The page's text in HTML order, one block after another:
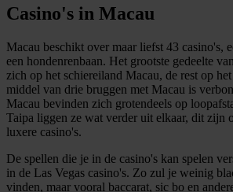
Casino's in Macau
Macau beschikt over maar liefst 43 casino's,
een hondenrenbaan. Het grootste gedeelte
zich op het schiereiland Macau, de rest op
middel van drie bruggen met Macau is
Macau bevinden zich grotendeels op
Taipa liggen ze wat verder uit elkaar, dit zijn
luxere casino's.
De spellen die je in de casino's kan spelen
in de Las Vegas casino's. Zo zul je weinig
vinden, maar vooral baccarat, sic bo en